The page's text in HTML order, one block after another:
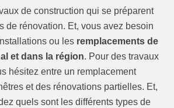
de construction qui se préparent
de rénovation. Et, vous avez besoin
ou les remplacements de
et dans la région. Pour des travaux
hésitez entre un remplacement
et des rénovations partielles. Et,
quels sont les différents types de